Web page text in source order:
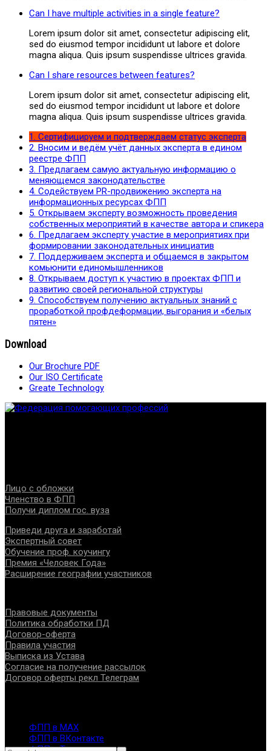
Can I have multiple activities in a single feature?
Lorem ipsum dolor sit amet, consectetur adipiscing elit,
sed do eiusmod tempor incididunt ut labore et dolore
magna aliqua. Quis ipsum suspendisse ultrices gravida.
Can I share resources between features?
Lorem ipsum dolor sit amet, consectetur adipiscing elit,
sed do eiusmod tempor incididunt ut labore et dolore
magna aliqua. Quis ipsum suspendisse ultrices gravida.
1. Сертифицируем и подтверждаем статус эксперта
2. Вносим и ведём учёт данных эксперта в едином
реестре ФПП
3. Предлагаем самую актуальную информацию о
меняющемся законодательстве
4. Содействуем PR-продвижению эксперта на
информационных ресурсах ФПП
5. Открываем эксперту возможность проведения
собственных мероприятий в качестве автора и спикера
6. Предлагаем эксперту участие в мероприятиях при
формировании законодательных инициатив
7. Поддерживаем эксперта и общаемся в закрытом
комьюнити единомышленников
8. Открываем доступ к участию в проектах ФПП и
развитию своей региональной структуры
9. Способствуем получению актуальных знаний с
проработкой профдеформации, выгорания и «белых
пятен»
Download
Our Brochure PDF
Our ISO Certificate
Greate Technology
Лицо с обложки
Членство в ФПП
Получи диплом гос. вуза
Приведи друга и заработай
Экспертный совет
Обучение проф. коучингу
Премия «Человек Года»
Расширение географии участников
Правовые документы
Политика обработки ПД
Договор-оферта
Правила участия
Выписка из Устава
Согласие на получение рассылок
Договор оферты рекл Телеграм
ФПП в МАХ
ФПП в ВКонтакте